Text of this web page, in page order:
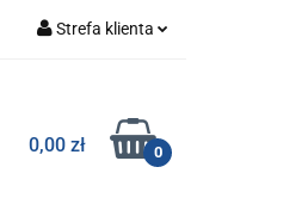
Strefa klienta
Zarejestruj się
Dodaj zgłoszenie
0,00 zł 0